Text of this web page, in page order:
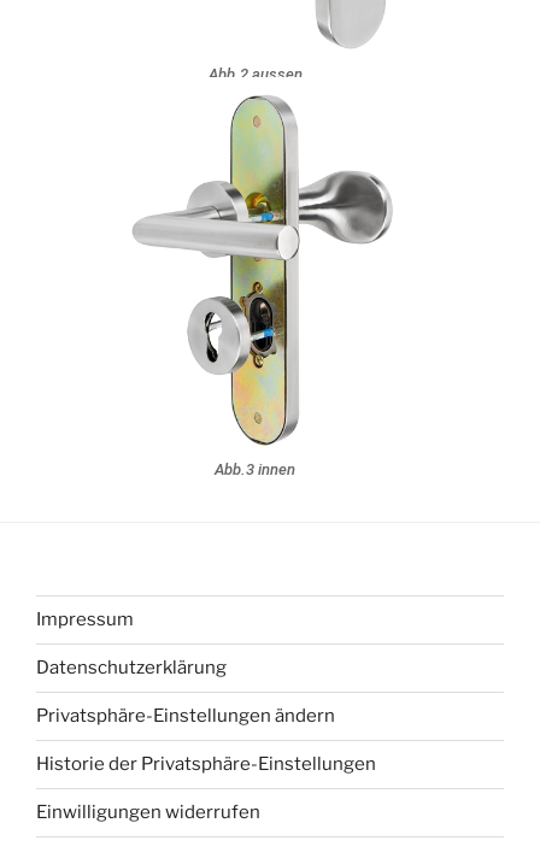
Abb.2 aussen
Abb.3 innen
Impressum
Datenschutzerklärung
Privatsphäre-Einstellungen ändern
Historie der Privatsphäre-Einstellungen
Einwilligungen widerrufen